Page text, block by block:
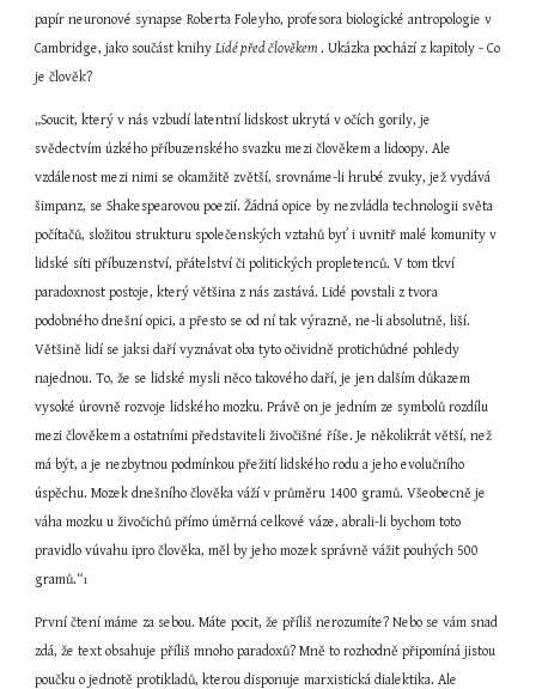
papír neuronové synapse Roberta Foleyho, profesora biologické antropologie v
Cambridge, jako součást knihy Lidé před člověkem . Ukázka pochází z kapitoly - Co
je člověk?
„Soucit, který v nás vzbudí latentní lidskost ukrytá v očích gorily, je
svědectvím úzkého příbuzenského svazku mezi člověkem a lidoopy. Ale
vzdálenost mezi nimi se okamžitě zvětší, srovnáme-li hrubé zvuky, jež vydává
šimpanz, se Shakespearovou poezií. Žádná opice by nezvládla technologii světa
počítačů, složitou strukturu společenských vztahů byť i uvnitř malé komunity v
lidské síti příbuzenství, přátelství či politických propletenců. V tom tkví
paradoxnost postoje, který většina z nás zastává. Lidé povstali z tvora
podobného dnešní opici, a přesto se od ní tak výrazně, ne-li absolutně, liší.
Většině lidí se jaksi daří vyznávat oba tyto očividně protichůdné pohledy
najednou. To, že se lidské mysli něco takového daří, je jen dalším důkazem
vysoké úrovně rozvoje lidského mozku. Právě on je jedním ze symbolů rozdílu
mezi člověkem a ostatními představiteli živočišné říše. Je několikrát větší, než
má být, a je nezbytnou podmínkou přežití lidského rodu a jeho evolučního
úspěchu. Mozek dnešního člověka váží v průměru 1400 gramů. Všeobecně je
váha mozku u živočichů přímo úměrná celkové váze, abrali-li bychom toto
pravidlo vúvahu ipro člověka, měl by jeho mozek správně vážit pouhých 500
gramů.“1
První čtení máme za sebou. Máte pocit, že příliš nerozumíte? Nebo se vám snad
zdá, že text obsahuje příliš mnoho paradoxů? Mně to rozhodně připomíná jistou
poučku o jednotě protikladů, kterou disponuje marxistická dialektika. Ale